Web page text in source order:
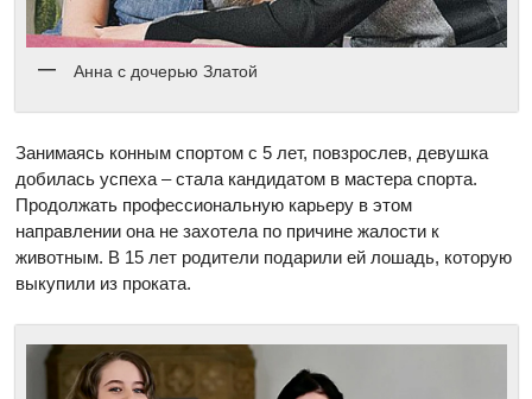
Анна с дочерью Златой
Занимаясь конным спортом с 5 лет, повзрослев, девушка
добилась успеха – стала кандидатом в мастера спорта.
Продолжать профессиональную карьеру в этом
направлении она не захотела по причине жалости к
животным. В 15 лет родители подарили ей лошадь, которую
выкупили из проката.